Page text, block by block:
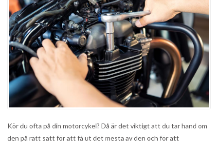
Kör du ofta på din motorcykel? Då är det viktigt att du tar hand om
den på rätt sätt för att få ut det mesta av den och för att